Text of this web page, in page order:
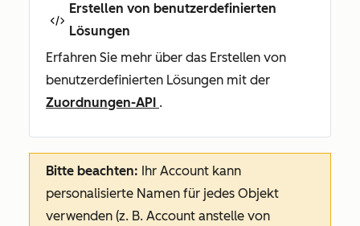
Erstellen von benutzerdefinierten
Lösungen
Erfahren Sie mehr über das Erstellen von
benutzerdefinierten Lösungen mit der
Zuordnungen-API .
Bitte beachten: Ihr Account kann
personalisierte Namen für jedes Objekt
verwenden (z. B. Account anstelle von